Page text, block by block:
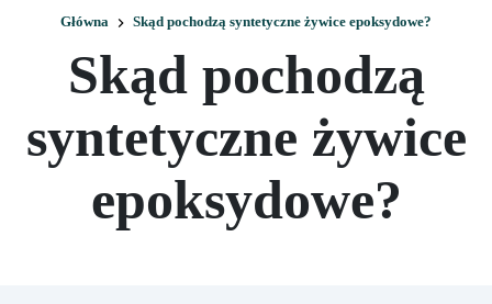
Główna Skąd pochodzą syntetyczne żywice epoksydowe?
Skąd pochodzą
syntetyczne żywice
epoksydowe?